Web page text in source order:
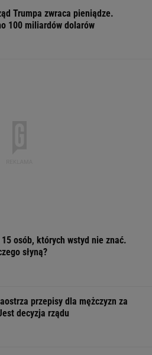
Trumpa zwraca pieniądze.
100 miliardów dolarów
osób, których wstyd nie znać.
słyną?
przepisy dla mężczyzn za
decyzja rządu